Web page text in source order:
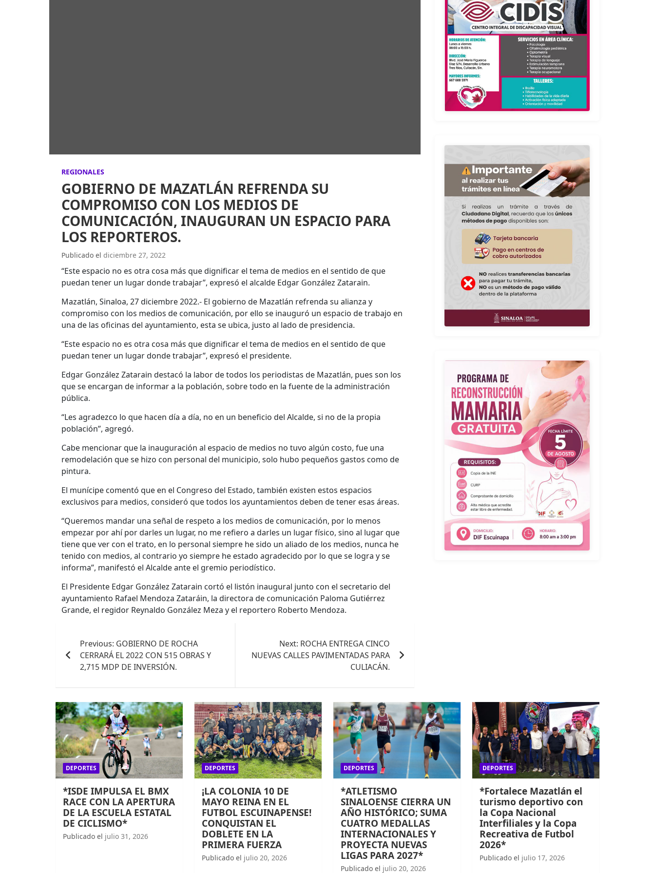
REGIONALES
GOBIERNO DE MAZATLÁN REFRENDA SU
COMPROMISO CON LOS MEDIOS DE
COMUNICACIÓN, INAUGURAN UN ESPACIO PARA
LOS REPORTEROS.
Publicado el diciembre 27, 2022
“Este espacio no es otra cosa más que dignificar el tema de medios en el sentido de que
puedan tener un lugar donde trabajar”, expresó el alcalde Edgar González Zatarain.
Mazatlán, Sinaloa, 27 diciembre 2022.- El gobierno de Mazatlán refrenda su alianza y
compromiso con los medios de comunicación, por ello se inauguró un espacio de trabajo en
una de las oficinas del ayuntamiento, esta se ubica, justo al lado de presidencia.
“Este espacio no es otra cosa más que dignificar el tema de medios en el sentido de que
puedan tener un lugar donde trabajar”, expresó el presidente.
Edgar González Zatarain destacó la labor de todos los periodistas de Mazatlán, pues son los
que se encargan de informar a la población, sobre todo en la fuente de la administración
pública.
“Les agradezco lo que hacen día a día, no en un beneficio del Alcalde, si no de la propia
población”, agregó.
Cabe mencionar que la inauguración al espacio de medios no tuvo algún costo, fue una
remodelación que se hizo con personal del municipio, solo hubo pequeños gastos como de
pintura.
El munícipe comentó que en el Congreso del Estado, también existen estos espacios
exclusivos para medios, consideró que todos los ayuntamientos deben de tener esas áreas.
“Queremos mandar una señal de respeto a los medios de comunicación, por lo menos
empezar por ahí por darles un lugar, no me refiero a darles un lugar físico, sino al lugar que
tiene que ver con el trato, en lo personal siempre he sido un aliado de los medios, nunca he
tenido con medios, al contrario yo siempre he estado agradecido por lo que se logra y se
informa”, manifestó el Alcalde ante el gremio periodístico.
El Presidente Edgar González Zatarain cortó el listón inaugural junto con el secretario del
ayuntamiento Rafael Mendoza Zataráin, la directora de comunicación Paloma Gutiérrez
Grande, el regidor Reynaldo González Meza y el reportero Roberto Mendoza.
de
entradas
Previous: GOBIERNO DE ROCHA
CERRARÁ EL 2022 CON 515 OBRAS Y
2,715 MDP DE INVERSIÓN.
Next: ROCHA ENTREGA CINCO
NUEVAS CALLES PAVIMENTADAS PARA
CULIACÁN.
DEPORTES
*ISDE IMPULSA EL BMX
RACE CON LA APERTURA
DE LA ESCUELA ESTATAL
DE CICLISMO*
Publicado el julio 31, 2026
DEPORTES
¡LA COLONIA 10 DE
MAYO REINA EN EL
FUTBOL ESCUINAPENSE!
CONQUISTAN EL
DOBLETE EN LA
PRIMERA FUERZA
Publicado el julio 20, 2026
DEPORTES
*ATLETISMO
SINALOENSE CIERRA UN
AÑO HISTÓRICO; SUMA
CUATRO MEDALLAS
INTERNACIONALES Y
PROYECTA NUEVAS
LIGAS PARA 2027*
Publicado el julio 20, 2026
DEPORTES
*Fortalece Mazatlán el
turismo deportivo con
la Copa Nacional
Interfiliales y la Copa
Recreativa de Futbol
2026*
Publicado el julio 17, 2026